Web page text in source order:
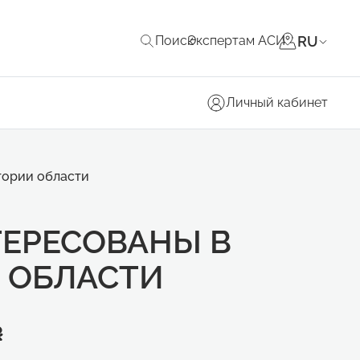
ПоискЭкспертам АСИ RU
Личный кабинет
области
В
ОБЛАСТИ